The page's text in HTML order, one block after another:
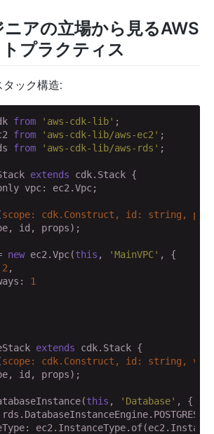
アの立場から見るAWS
プラクティス
ック構造:
from 'aws-cdk-lib'
from 'aws-cdk-lib/aws-ec2'
from 'aws-cdk-lib/aws-rds' ;
extends cdk.Stack {
vpc: ec2.Vpc;
scope: cdk.Construct, id: string ,
id, props);
new ec2.Vpc(this , 'MainVPC' , {
2 ,
1
extends cdk.Stack {
scope: cdk.Construct, id: string ,
id, props);
this , 'Database' , {